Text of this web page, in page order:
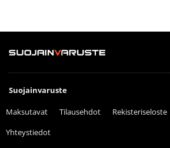
Suojainvaruste
Maksutavat Tilausehdot Rekisteriseloste
Yhteystiedot